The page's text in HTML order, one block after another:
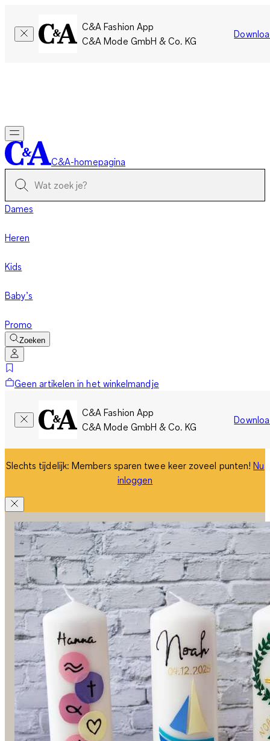
C&A Fashion App
C&A Mode GmbH & Co. KG
C&A-homepagina
Dames
Heren
Kids
Baby’s
Promo
Zoeken
Geen artikelen in het winkelmandje
C&A Fashion App
C&A Mode GmbH & Co. KG
Slechts tijdelijk: Members sparen twee keer zoveel punten!Nu
inloggen